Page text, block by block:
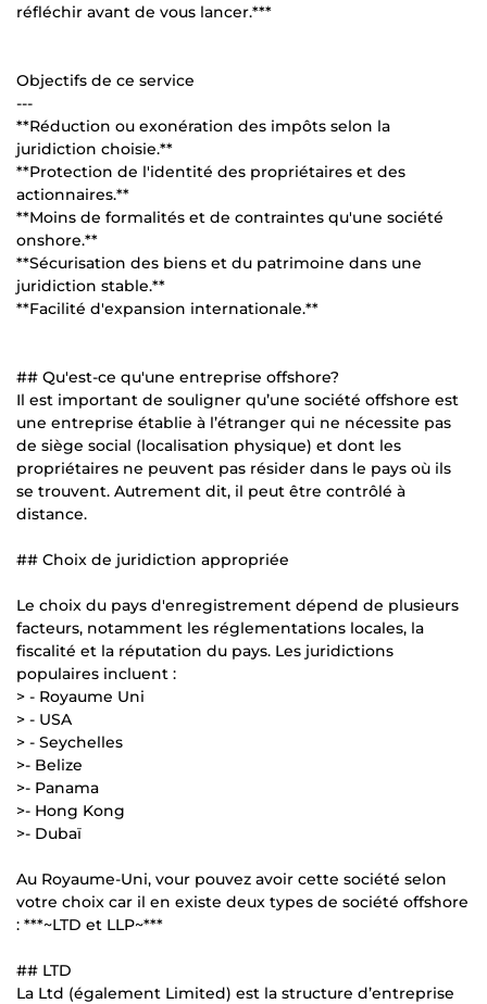
réfléchir avant de vous lancer.***
Objectifs de ce service
---
**Réduction ou exonération des impôts selon la
juridiction choisie.**
**Protection de l'identité des propriétaires et des
actionnaires.**
**Moins de formalités et de contraintes qu'une société
onshore.**
**Sécurisation des biens et du patrimoine dans une
juridiction stable.**
**Facilité d'expansion internationale.**
## Qu'est-ce qu'une entreprise offshore?
Il est important de souligner qu’une société offshore est
une entreprise établie à l’étranger qui ne nécessite pas
de siège social (localisation physique) et dont les
propriétaires ne peuvent pas résider dans le pays où ils
se trouvent. Autrement dit, il peut être contrôlé à
distance.
## Choix de juridiction appropriée
Le choix du pays d'enregistrement dépend de plusieurs
facteurs, notamment les réglementations locales, la
fiscalité et la réputation du pays. Les juridictions
populaires incluent :
> - Royaume Uni
> - USA
> - Seychelles
>- Belize
>- Panama
>- Hong Kong
>- Dubaï
Au Royaume-Uni, vour pouvez avoir cette société selon
votre choix car il en existe deux types de société offshore
: ***~LTD et LLP~***
## LTD
La Ltd (également Limited) est la structure d’entreprise